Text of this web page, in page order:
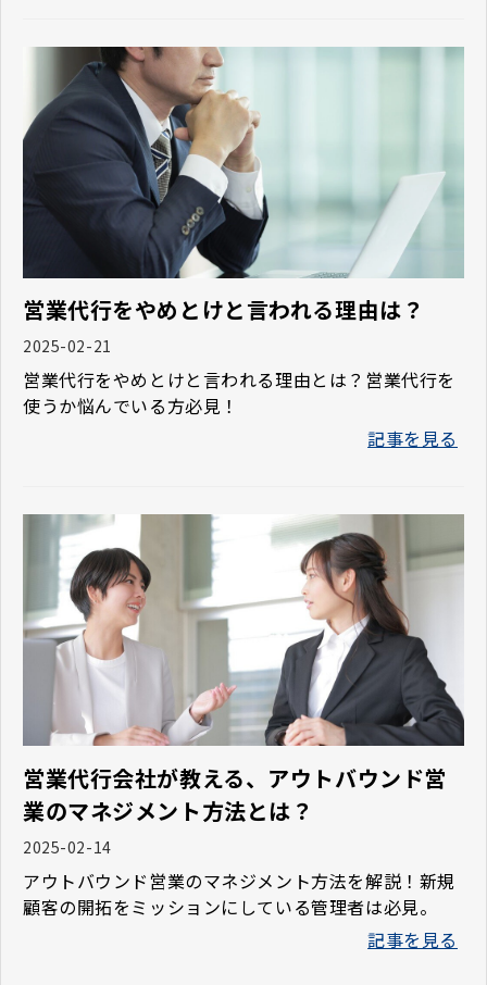
営業代行をやめとけと言われる理由は？
2025-02-21
営業代行をやめとけと言われる理由とは？営業代行を
使うか悩んでいる方必見！
記事を見る
営業代行会社が教える、アウトバウンド営
業のマネジメント方法とは？
2025-02-14
アウトバウンド営業のマネジメント方法を解説！新規
顧客の開拓をミッションにしている管理者は必見。
記事を見る